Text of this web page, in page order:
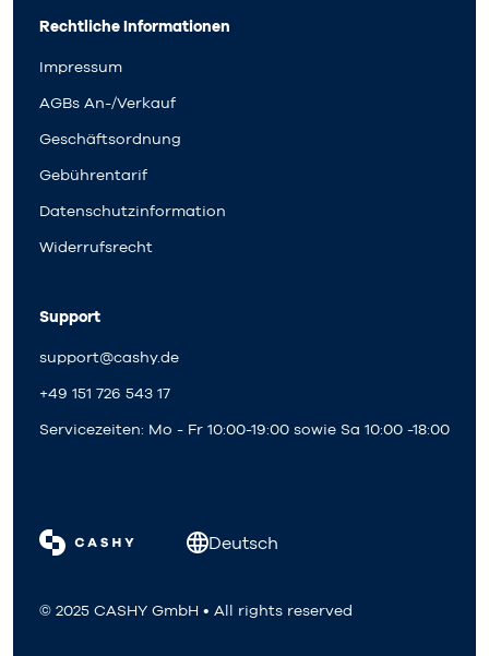
Rechtliche Informationen
Impressum
AGBs An-/Verkauf
Geschäftsordnung
Gebührentarif
Datenschutzinformation
Widerrufsrecht
Support
support@cashy.de
+49 151 726 543 17
Servicezeiten: Mo - Fr 10:00-19:00 sowie Sa 10:00 -18:00
Deutsch
© 2025 CASHY GmbH • All rights reserved